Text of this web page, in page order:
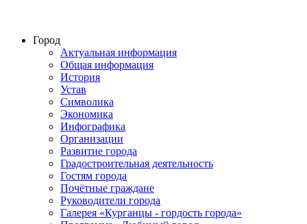
Город
Актуальная информация
Общая информация
История
Устав
Символика
Экономика
Инфографика
Организации
Развитие города
Градостроительная деятельность
Гостям города
Почётные граждане
Руководители города
Галерея «Курганцы - гордость города»